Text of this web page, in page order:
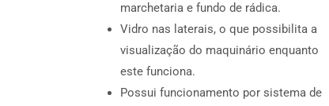
marchetaria e fundo de rádica.
Vidro nas laterais, o que possibilita a
visualização do maquinário enquanto
este funciona.
Possui funcionamento por sistema de